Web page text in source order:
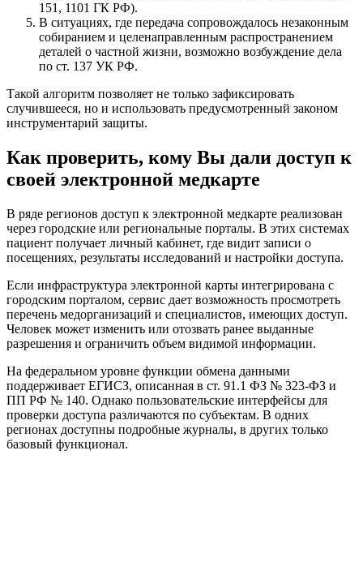
151, 1101 ГК РФ).
В ситуациях, где передача сопровождалось незаконным
собиранием и целенаправленным распространением
деталей о частной жизни, возможно возбуждение дела
по ст. 137 УК РФ.
Такой алгоритм позволяет не только зафиксировать
случившееся, но и использовать предусмотренный законом
инструментарий защиты.
Как проверить, кому Вы дали доступ к
своей электронной медкарте
В ряде регионов доступ к электронной медкарте реализован
через городские или региональные порталы. В этих системах
пациент получает личный кабинет, где видит записи о
посещениях, результаты исследований и настройки доступа.
Если инфраструктура электронной карты интегрирована с
городским порталом, сервис дает возможность просмотреть
перечень медорганизаций и специалистов, имеющих доступ.
Человек может изменить или отозвать ранее выданные
разрешения и ограничить объем видимой информации.
На федеральном уровне функции обмена данными
поддерживает ЕГИСЗ, описанная в ст. 91.1 ФЗ № 323‑ФЗ и
ПП РФ № 140. Однако пользовательские интерфейсы для
проверки доступа различаются по субъектам. В одних
регионах доступны подробные журналы, в других только
базовый функционал.